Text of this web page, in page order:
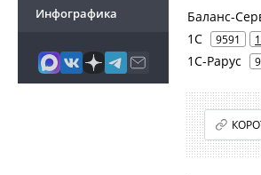
Инфографика Баланс-
1С 9591 1
1С-Рарус